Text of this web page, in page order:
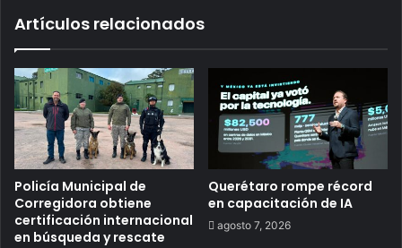
Artículos relacionados
Policía Municipal de
Corregidora obtiene
certificación internacional
en búsqueda y rescate
Querétaro rompe récord
en capacitación de IA
agosto 7, 2026